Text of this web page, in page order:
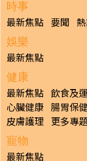
時事
最新焦點 要聞
娛樂
最新焦點
健康
最新焦點 飲食及
心臟健康 腸胃保
皮膚護理 更多專
寵物
最新焦點